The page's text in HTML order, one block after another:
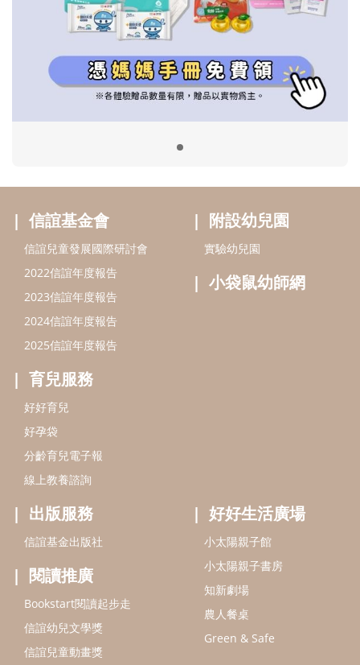
信誼基金會
2022信誼年度報告
2023信誼年度報告
2024信誼年度報告
好孕袋
分齡育兒電子報
線上教養諮詢
附設幼兒園
小袋鼠幼師網
出版服務
信誼基金出版社
閱讀推廣
Bookstart閱讀起步走
信誼幼兒文學獎
信誼兒童動畫獎
小袋鼠說故事劇團
service@hsin-yi.org.tw
信誼好好育兒
小太陽親子書房
(02)2396-5305轉2345 (週一～週五 9:00～18:00)
認識信誼 合作洽談 智慧財產權聲明
本網站建議使用IE9(含以上)或 Google Chrome 版本瀏覽器
信誼基金會/上誼文化實業股份有限公司 版權所有 ©